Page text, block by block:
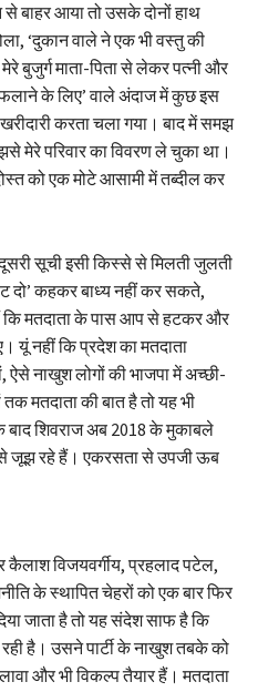
बाहर आया तो उसके दोनों हाथ
‘दुकान वाले ने एक भी वस्तु की
बुजुर्ग माता-पिता से लेकर पत्नी और
के लिए’ वाले अंदाज में कुछ इस
करता चला गया। बाद में समझ
मेरे परिवार का विवरण ले चुका था।
को एक मोटे आसामी में तब्दील कर
सूची इसी किस्से से मिलती जुलती
दो’ कहकर बाध्य नहीं कर सकते,
कि मतदाता के पास आप से हटकर और
यूं नहीं कि प्रदेश का मतदाता
ऐसे नाखुश लोगों की भाजपा में अच्छी-
मतदाता की बात है तो यह भी
बाद शिवराज अब 2018 के मुकाबले
जूझ रहे हैं। एकरसता से उपजी ऊब
विजयवर्गीय, प्रहलाद पटेल,
के स्थापित चेहरों को एक बार फिर
जाता है तो यह संदेश साफ है कि
है। उसने पार्टी के नाखुश तबके को
और भी विकल्प तैयार हैं। मतदाता